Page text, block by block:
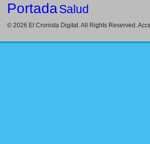
PortadaSalud
© 2026 El Cronista Digital . All Rights Reserved.